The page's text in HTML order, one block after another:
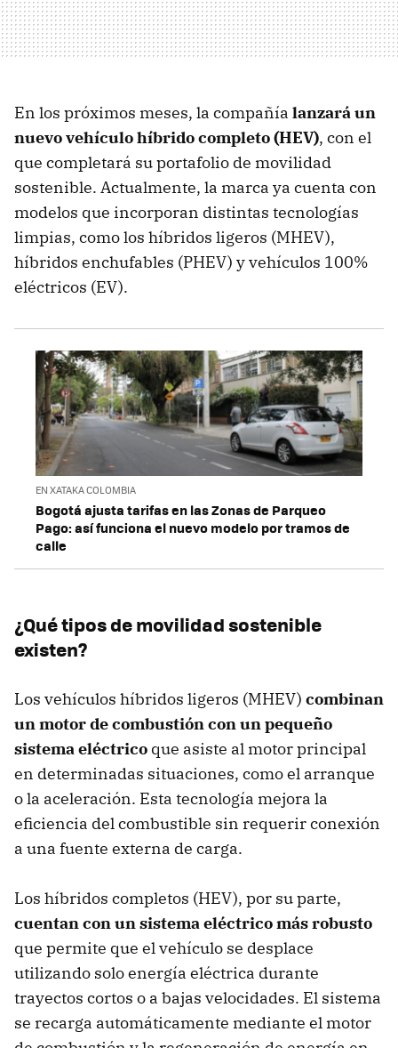
En los próximos meses, la compañía lanzará un
nuevo vehículo híbrido completo (HEV), con el
que completará su portafolio de movilidad
sostenible. Actualmente, la marca ya cuenta con
modelos que incorporan distintas tecnologías
limpias, como los híbridos ligeros (MHEV),
híbridos enchufables (PHEV) y vehículos 100%
eléctricos (EV).
EN XATAKA COLOMBIA
Bogotá ajusta tarifas en las Zonas de Parqueo
Pago: así funciona el nuevo modelo por tramos de
calle
¿Qué tipos de movilidad sostenible
existen?
Los vehículos híbridos ligeros (MHEV) combinan
un motor de combustión con un pequeño
sistema eléctrico que asiste al motor principal
en determinadas situaciones, como el arranque
o la aceleración. Esta tecnología mejora la
eficiencia del combustible sin requerir conexión
a una fuente externa de carga.
Los híbridos completos (HEV), por su parte,
cuentan con un sistema eléctrico más robusto
que permite que el vehículo se desplace
utilizando solo energía eléctrica durante
trayectos cortos o a bajas velocidades. El sistema
se recarga automáticamente mediante el motor